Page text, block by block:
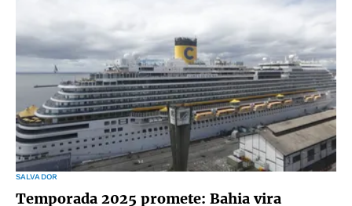
SALVADOR
Temporada 2025 promete: Bahia vira